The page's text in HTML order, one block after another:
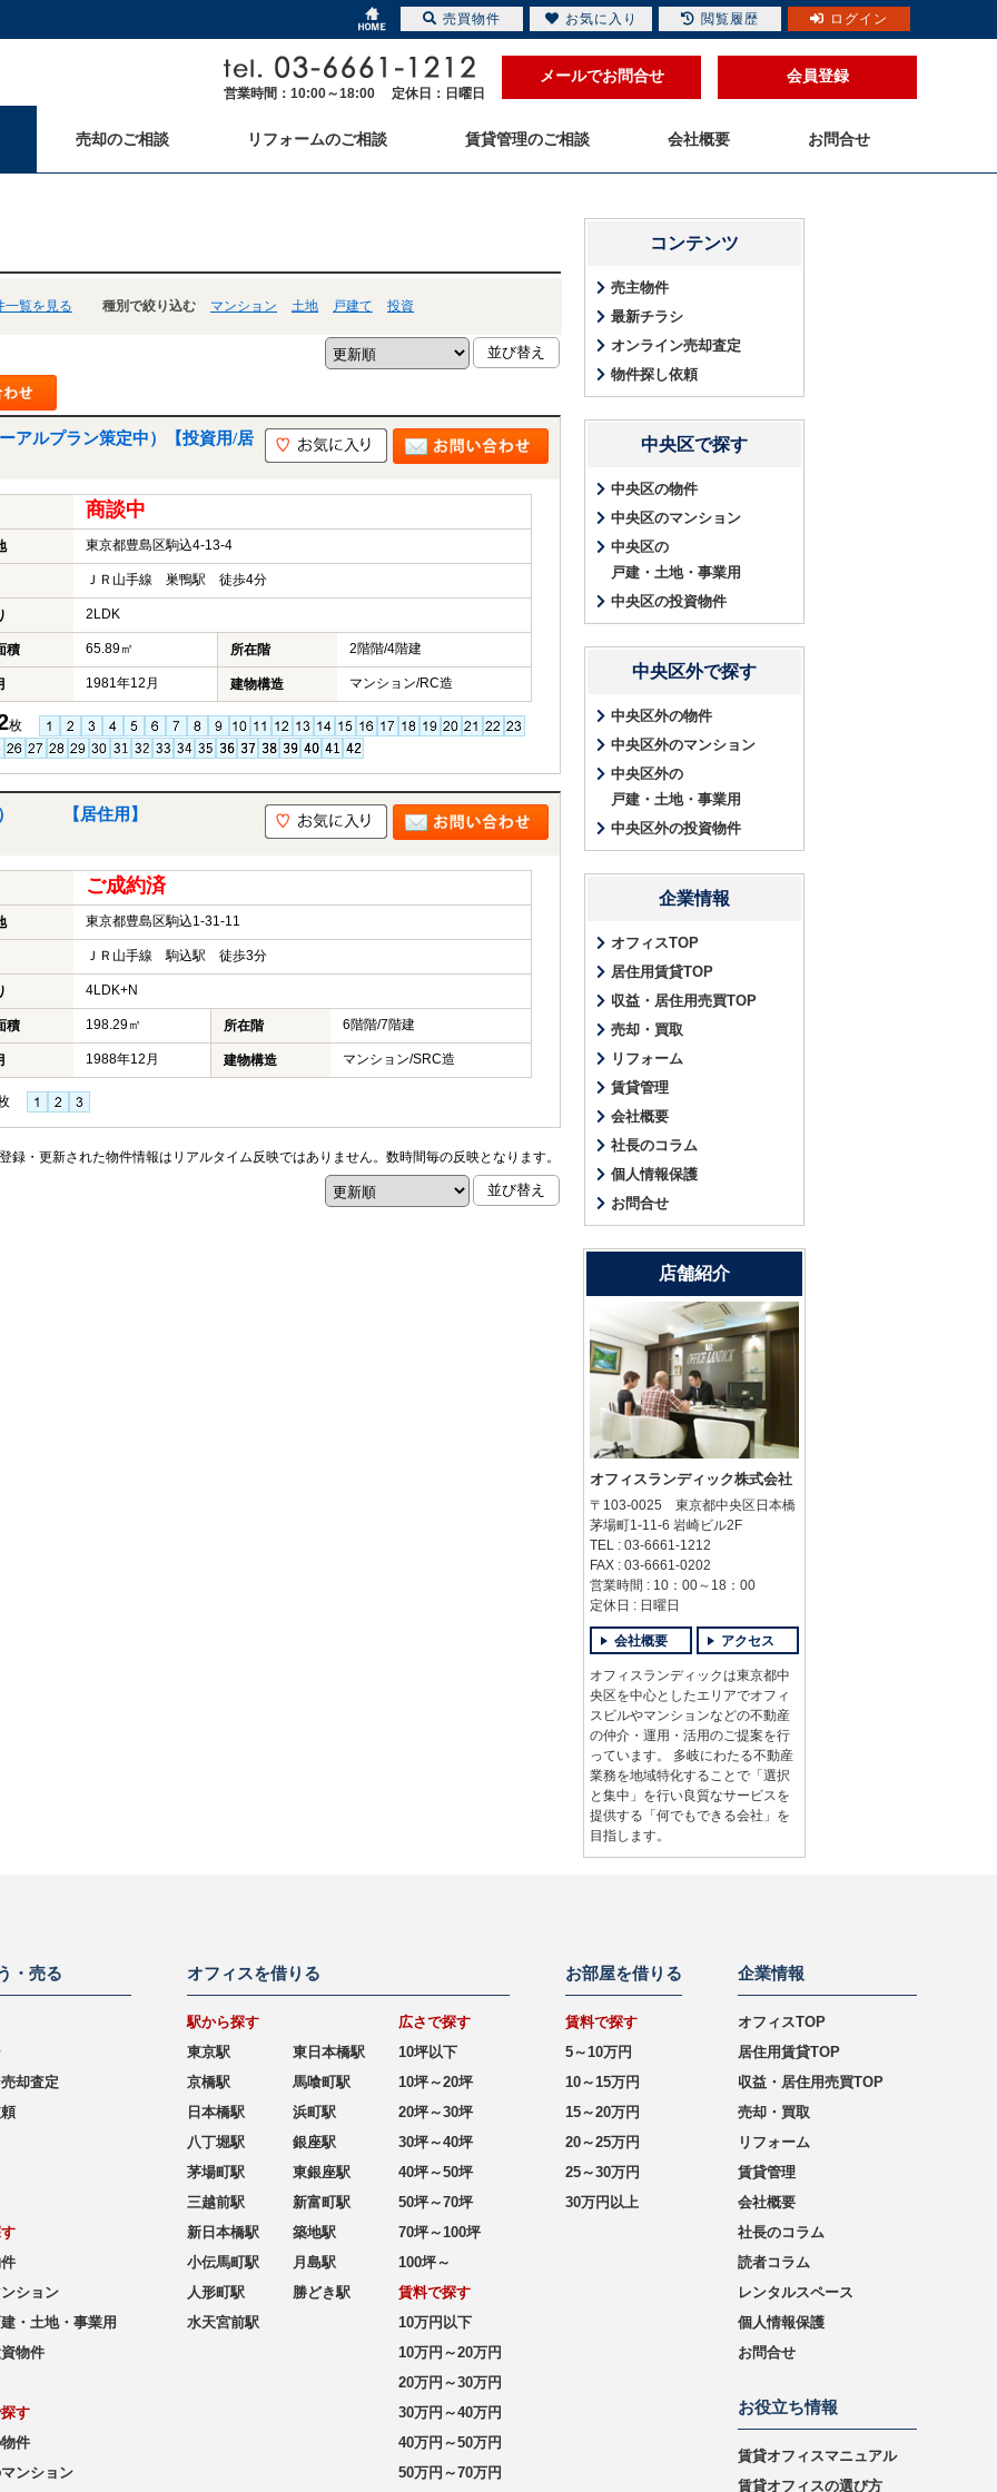
営業時間：10:00～18:00 定休日：日曜日
メールでお問合せ 会員登録
売却のご相談 リフォームのご相談 賃貸管理のご相談 会社概要 お問合せ
一覧を見る 種別で絞り込む マンション 土地 戸建て 投資
アルプラン策定中）【投資用/居
商談中
東京都豊島区駒込4-13-4
ＪＲ山手線 巣鴨駅 徒歩4分
2LDK
積 65.89㎡ 所在階 2階階/4階建
1981年12月 建物構造 マンション/RC造
枚
） 【居住用】
ご成約済
東京都豊島区駒込1-31-11
ＪＲ山手線 駒込駅 徒歩3分
4LDK+N
積 198.29㎡ 所在階 6階階/7階建
1988年12月 建物構造 マンション/SRC造
録・更新された物件情報はリアルタイム反映ではありません。数時間毎の反映となります。
コンテンツ
売主物件
最新チラシ
オンライン売却査定
物件探し依頼
中央区で探す
中央区の物件
中央区のマンション
中央区の
戸建・土地・事業用
中央区の投資物件
中央区外で探す
中央区外の物件
中央区外のマンション
中央区外の
戸建・土地・事業用
中央区外の投資物件
企業情報
オフィスTOP
居住用賃貸TOP
収益・居住用売買TOP
売却・買取
リフォーム
賃貸管理
会社概要
社長のコラム
個人情報保護
お問合せ
店舗紹介
オフィスランディック株式会社
〒103-0025 東京都中央区日本橋
茅場町1-11-6 岩崎ビル2F
TEL : 03-6661-1212
FAX : 03-6661-0202
営業時間 : 10：00～18：00
定休日 : 日曜日
会社概要 アクセス
オフィスランディックは東京都中
央区を中心としたエリアでオフィ
スビルやマンションなどの不動産
の仲介・運用・活用のご提案を行
っています。 多岐にわたる不動産
業務を地域特化することで「選択
と集中」を行い良質なサービスを
提供する「何でもできる会社」を
目指します。
・売る
却査定
ション
・土地・事業用
物件
す
件
ンション
オフィスを借りる
駅から探す
東京駅
京橋駅
日本橋駅
八丁堀駅
茅場町駅
三越前駅
新日本橋駅
小伝馬町駅
人形町駅
水天宮前駅
東日本橋駅
馬喰町駅
浜町駅
銀座駅
東銀座駅
新富町駅
築地駅
月島駅
勝どき駅
広さで探す
10坪以下
10坪～20坪
20坪～30坪
30坪～40坪
40坪～50坪
50坪～70坪
70坪～100坪
100坪～
賃料で探す
10万円以下
10万円～20万円
20万円～30万円
30万円～40万円
40万円～50万円
50万円～70万円
お部屋を借りる
賃料で探す
5～10万円
10～15万円
15～20万円
20～25万円
25～30万円
30万円以上
企業情報
オフィスTOP
居住用賃貸TOP
収益・居住用売買TOP
売却・買取
リフォーム
賃貸管理
会社概要
社長のコラム
読者コラム
レンタルスペース
個人情報保護
お問合せ
お役立ち情報
賃貸オフィスマニュアル
賃貸オフィスの選び方
売買物件 お気に入り 閲覧履歴 ログイン